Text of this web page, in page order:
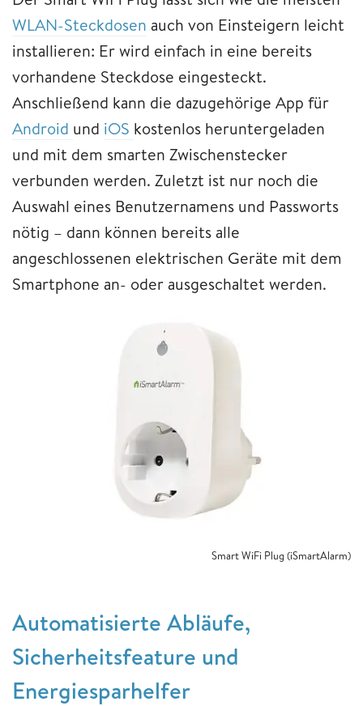
WLAN-Steckdosen auch von Einsteigern leicht
installieren: Er wird einfach in eine bereits
vorhandene Steckdose eingesteckt.
Anschließend kann die dazugehörige App für
Android und iOS kostenlos heruntergeladen
und mit dem smarten Zwischenstecker
verbunden werden. Zuletzt ist nur noch die
Auswahl eines Benutzernamens und Passworts
nötig – dann können bereits alle
angeschlossenen elektrischen Geräte mit dem
Smartphone an- oder ausgeschaltet werden.
Smart WiFi Plug (iSmartAlarm)
Automatisierte Abläufe,
Sicherheitsfeature und
Energiesparhelfer